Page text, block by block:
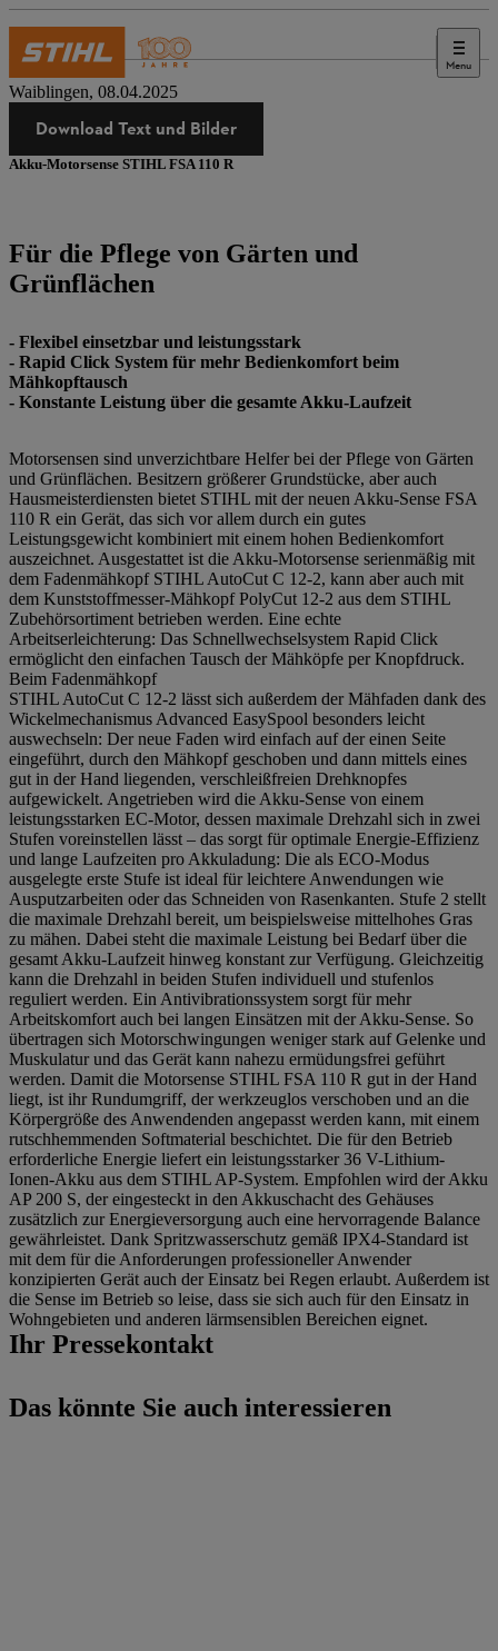
Menu
Presse
Waiblingen, 08.04.2025
Download Text und Bilder
Akku-Motorsense STIHL FSA 110 R
Für die Pflege von Gärten und
Grünflächen
- Flexibel einsetzbar und leistungsstark
- Rapid Click System für mehr Bedienkomfort beim
Mähkopftausch
- Konstante Leistung über die gesamte Akku-Laufzeit
Motorsensen sind unverzichtbare Helfer bei der Pflege von Gärten
und Grünflächen. Besitzern größerer Grundstücke, aber auch
Hausmeisterdiensten bietet STIHL mit der neuen Akku-Sense FSA
110 R ein Gerät, das sich vor allem durch ein gutes
Leistungsgewicht kombiniert mit einem hohen Bedienkomfort
auszeichnet. Ausgestattet ist die Akku-Motorsense serienmäßig mit
dem Fadenmähkopf STIHL AutoCut C 12-2, kann aber auch mit
dem Kunststoffmesser-Mähkopf PolyCut 12-2 aus dem STIHL
Zubehörsortiment betrieben werden. Eine echte
Arbeitserleichterung: Das Schnellwechselsystem Rapid Click
ermöglicht den einfachen Tausch der Mähköpfe per Knopfdruck.
Beim Fadenmähkopf
STIHL AutoCut C 12-2 lässt sich außerdem der Mähfaden dank des
Wickelmechanismus Advanced EasySpool besonders leicht
auswechseln: Der neue Faden wird einfach auf der einen Seite
eingeführt, durch den Mähkopf geschoben und dann mittels eines
gut in der Hand liegenden, verschleißfreien Drehknopfes
aufgewickelt. Angetrieben wird die Akku-Sense von einem
leistungsstarken EC-Motor, dessen maximale Drehzahl sich in zwei
Stufen voreinstellen lässt – das sorgt für optimale Energie-Effizienz
und lange Laufzeiten pro Akkuladung: Die als ECO-Modus
ausgelegte erste Stufe ist ideal für leichtere Anwendungen wie
Ausputzarbeiten oder das Schneiden von Rasenkanten. Stufe 2 stellt
die maximale Drehzahl bereit, um beispielsweise mittelhohes Gras
zu mähen. Dabei steht die maximale Leistung bei Bedarf über die
gesamt Akku-Laufzeit hinweg konstant zur Verfügung. Gleichzeitig
kann die Drehzahl in beiden Stufen individuell und stufenlos
reguliert werden. Ein Antivibrationssystem sorgt für mehr
Arbeitskomfort auch bei langen Einsätzen mit der Akku-Sense. So
übertragen sich Motorschwingungen weniger stark auf Gelenke und
Muskulatur und das Gerät kann nahezu ermüdungsfrei geführt
werden. Damit die Motorsense STIHL FSA 110 R gut in der Hand
liegt, ist ihr Rundumgriff, der werkzeuglos verschoben und an die
Körpergröße des Anwendenden angepasst werden kann, mit einem
rutschhemmenden Softmaterial beschichtet. Die für den Betrieb
erforderliche Energie liefert ein leistungsstarker 36 V-Lithium-
Ionen-Akku aus dem STIHL AP-System. Empfohlen wird der Akku
AP 200 S, der eingesteckt in den Akkuschacht des Gehäuses
zusätzlich zur Energieversorgung auch eine hervorragende Balance
gewährleistet. Dank Spritzwasserschutz gemäß IPX4-Standard ist
mit dem für die Anforderungen professioneller Anwender
konzipierten Gerät auch der Einsatz bei Regen erlaubt. Außerdem ist
die Sense im Betrieb so leise, dass sie sich auch für den Einsatz in
Wohngebieten und anderen lärmsensiblen Bereichen eignet.
Ihr Pressekontakt
Das könnte Sie auch interessieren